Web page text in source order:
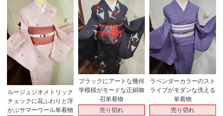
ルージュジオメトリック
チェックに花ふわりと浮
かぶサマーウール単着物
ブラックにアートな幾何
学模様がモードな正絹御
召単着物
売り切れ
ラベンダーカラーのスト
ライプがモダンな洗える
単着物
売り切れ